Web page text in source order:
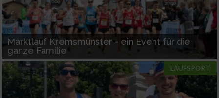
Marktlauf Kremsmünster - ein Event für die
ganze Familie
LAUFSPORT